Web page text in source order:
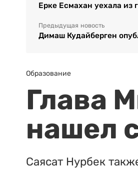
Ерке Есмахан уехала из
Предыдущая новость
Димаш Кудайберген
Образование
Глава
нашел
Саясат Нурбек